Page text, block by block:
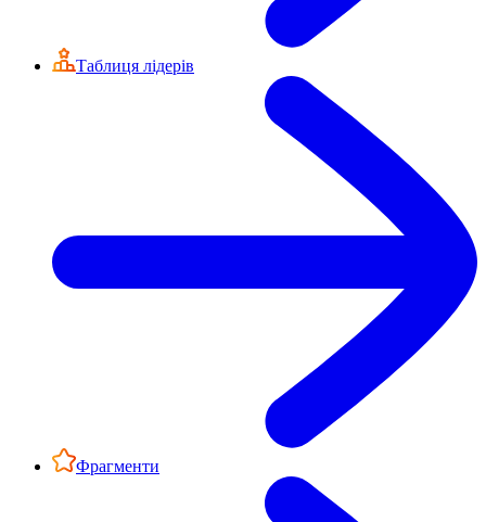
Таблиця лідерів
Фрагменти